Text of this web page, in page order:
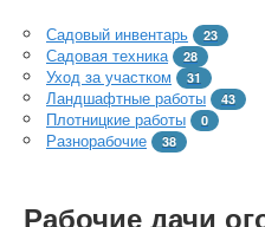
Садовый инвентарь 23
Садовая техника 28
Уход за участком 31
Ландшафтные работы 43
Плотницкие работы 0
Разнорабочие 38
Рабочие дачи